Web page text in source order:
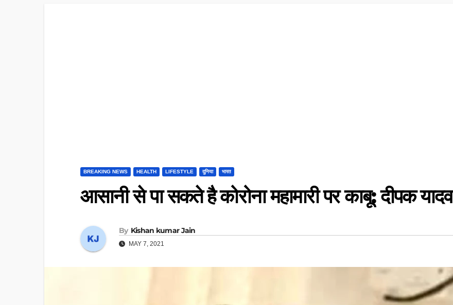
BREAKING NEWS HEALTH LIFESTYLE दुनिया भारत
आसानी से पा सकते है कोरोना महामारी पर काबू: दीपक यादव
By Kishan kumar Jain
MAY 7, 2021